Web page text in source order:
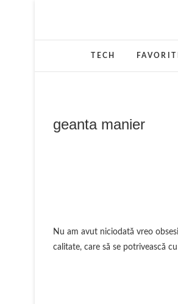
TECH
geanta manier
Nu am avut niciodată vreo obsesie cu gențile. Nu am o colecție. Mereu am fost de părere că cel mai bine este să ai câteva modele de
calitate, care să se potrivească